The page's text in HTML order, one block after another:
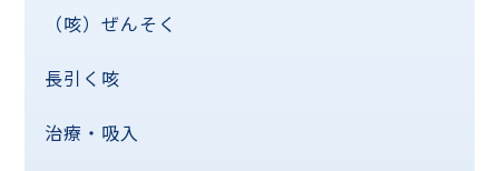
（咳）ぜんそく
長引く咳
治療・吸入